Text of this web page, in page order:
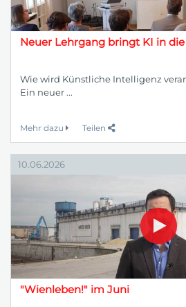
Neuer Lehrgang bringt KI in die
Wie wird Künstliche Intelligenz
Ein neuer ...
Mehr dazu Teilen
10.06.2026
"Wienleben!" im Juni